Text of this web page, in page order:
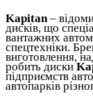
Kapitan –
дисків, що
вантажних
спецтехніки.
виготовлення,
робить диски
підприємств
автопарків